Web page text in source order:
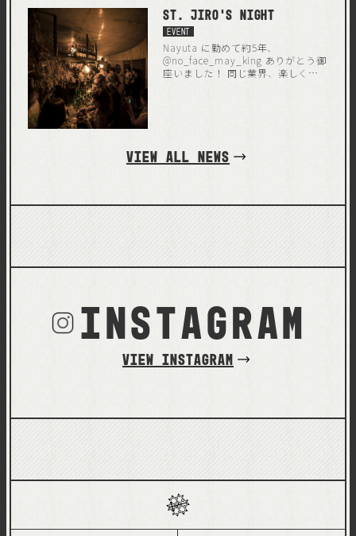
限定なので早い者勝ちです。 今回は
二名のバーテンダー/バリスタさん
に腕を振るって頂きます。 KOFFEE
MAMEYA kakeru 圖師 聡
@akira_zushi 東京都出身 2002年ホ
テルの専門学校卒業後バリスタに出
年KOFFEE MAMEYA kakeru オープ
ンに伴い同店に勤務 現在に至る
in Good Spirits championship
日本的で日本人的な珈琲を中心とし
になる」。
St. Jiro’s Night
EVENT
Nayuta に勤めて約5年、
@no_face_may_king ありがとう御
座いました！ 同じ業界、楽しくし
いイベントでもやりましょう！ 二
郎の為にお越し下さった皆様ありが
VIEW ALL NEWS
instagram
VIEW INSTAGRAM